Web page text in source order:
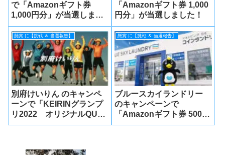
で「Amazonギフト券
1,000円分」が当選しまし
た！
「Amazonギフト券 1,000
円分」が当選しました！
懸賞 に【挑戦 ＆ 当選報告】
別府けいりん のキャンペ
ーンで「KEIRINグランプ
リ2022 オリジナルQUO
カード」が当選しました！
懸賞 に【挑戦 ＆ 当選報告】
ブルースカイランドリー
のキャンペーンで
「Amazonギフト券 500円
分」が当選しました！